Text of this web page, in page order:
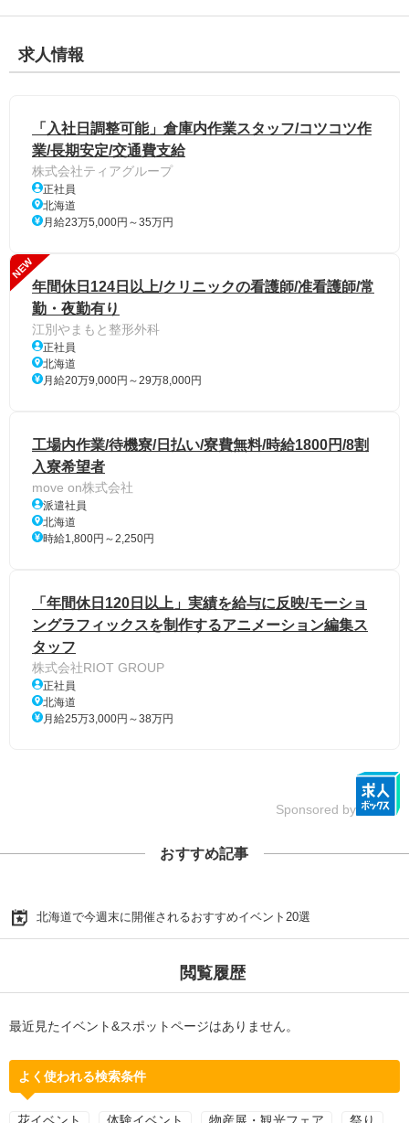
求人情報
「入社日調整可能」倉庫内作業スタッフ/コツコツ作
業/長期安定/交通費支給
株式会社ティアグループ
正社員
北海道
月給23万5,000円～35万円
NEW
年間休日124日以上/クリニックの看護師/准看護師/常
勤・夜勤有り
江別やまもと整形外科
正社員
北海道
月給20万9,000円～29万8,000円
工場内作業/待機寮/日払い/寮費無料/時給1800円/8割
入寮希望者
move on株式会社
派遣社員
北海道
時給1,800円～2,250円
「年間休日120日以上」実績を給与に反映/モーショ
ングラフィックスを制作するアニメーション編集ス
タッフ
株式会社RIOT GROUP
正社員
北海道
月給25万3,000円～38万円
Sponsored by
おすすめ記事
北海道で今週末に開催されるおすすめイベント20選
閲覧履歴
最近見たイベント&スポットページはありません。
よく使われる検索条件